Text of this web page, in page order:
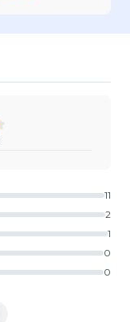
11
2
1
0
0